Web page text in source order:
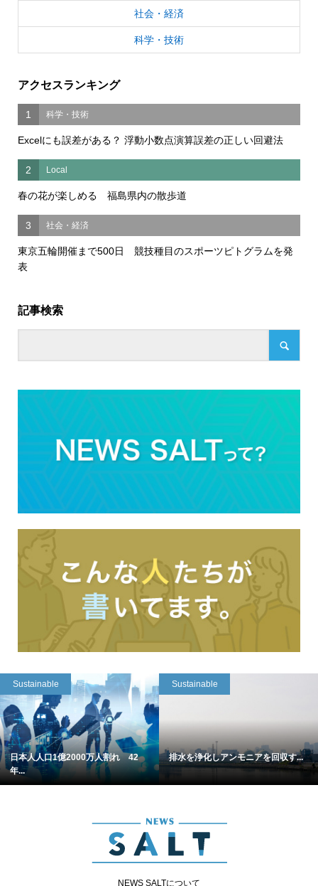
社会・経済
科学・技術
アクセスランキング
1 科学・技術
Excelにも誤差がある？ 浮動小数点演算誤差の正しい回避法
2 Local
春の花が楽しめる 福島県内の散歩道
3 社会・経済
東京五輪開催まで500日 競技種目のスポーツピトグラムを発
表
記事検索
Sustainable
日本人人口1億2000万人割れ 42
年...
Sustainable
排水を浄化しアンモニアを回収す...
NEWS SALTについて